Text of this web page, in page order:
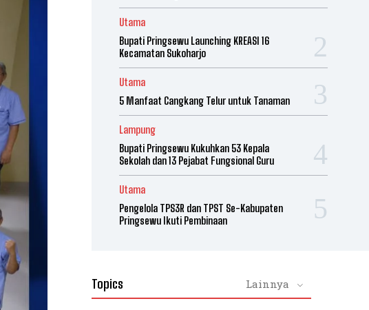
Utama
Bupati Pringsewu Launching KREASI 16
Kecamatan Sukoharjo
Utama
5 Manfaat Cangkang Telur untuk Tanaman
Lampung
Bupati Pringsewu Kukuhkan 53 Kepala
Sekolah dan 13 Pejabat Fungsional Guru
Utama
Pengelola TPS3R dan TPST Se-Kabupaten
Pringsewu Ikuti Pembinaan
Topics Lainnya